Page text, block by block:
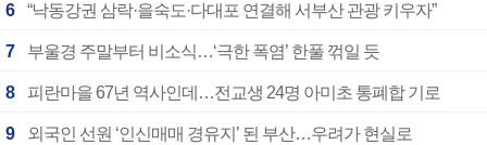
6 “낙동강권 삼락·을숙도·다대포 연결해 서부산 관광 키우자”
7 부울경 주말부터 비소식…‘극한 폭염’ 한풀 꺾일 듯
8 피란마을 67년 역사인데…전교생 24명 아미초 통폐합 기로
9 외국인 선원 ‘인신매매 경유지’ 된 부산…우려가 현실로